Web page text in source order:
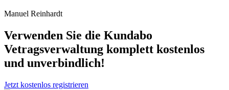
Manuel Reinhardt
Verwenden Sie die Kundabo
Vetragsverwaltung komplett kostenlos
und unverbindlich!
Jetzt kostenlos registrieren